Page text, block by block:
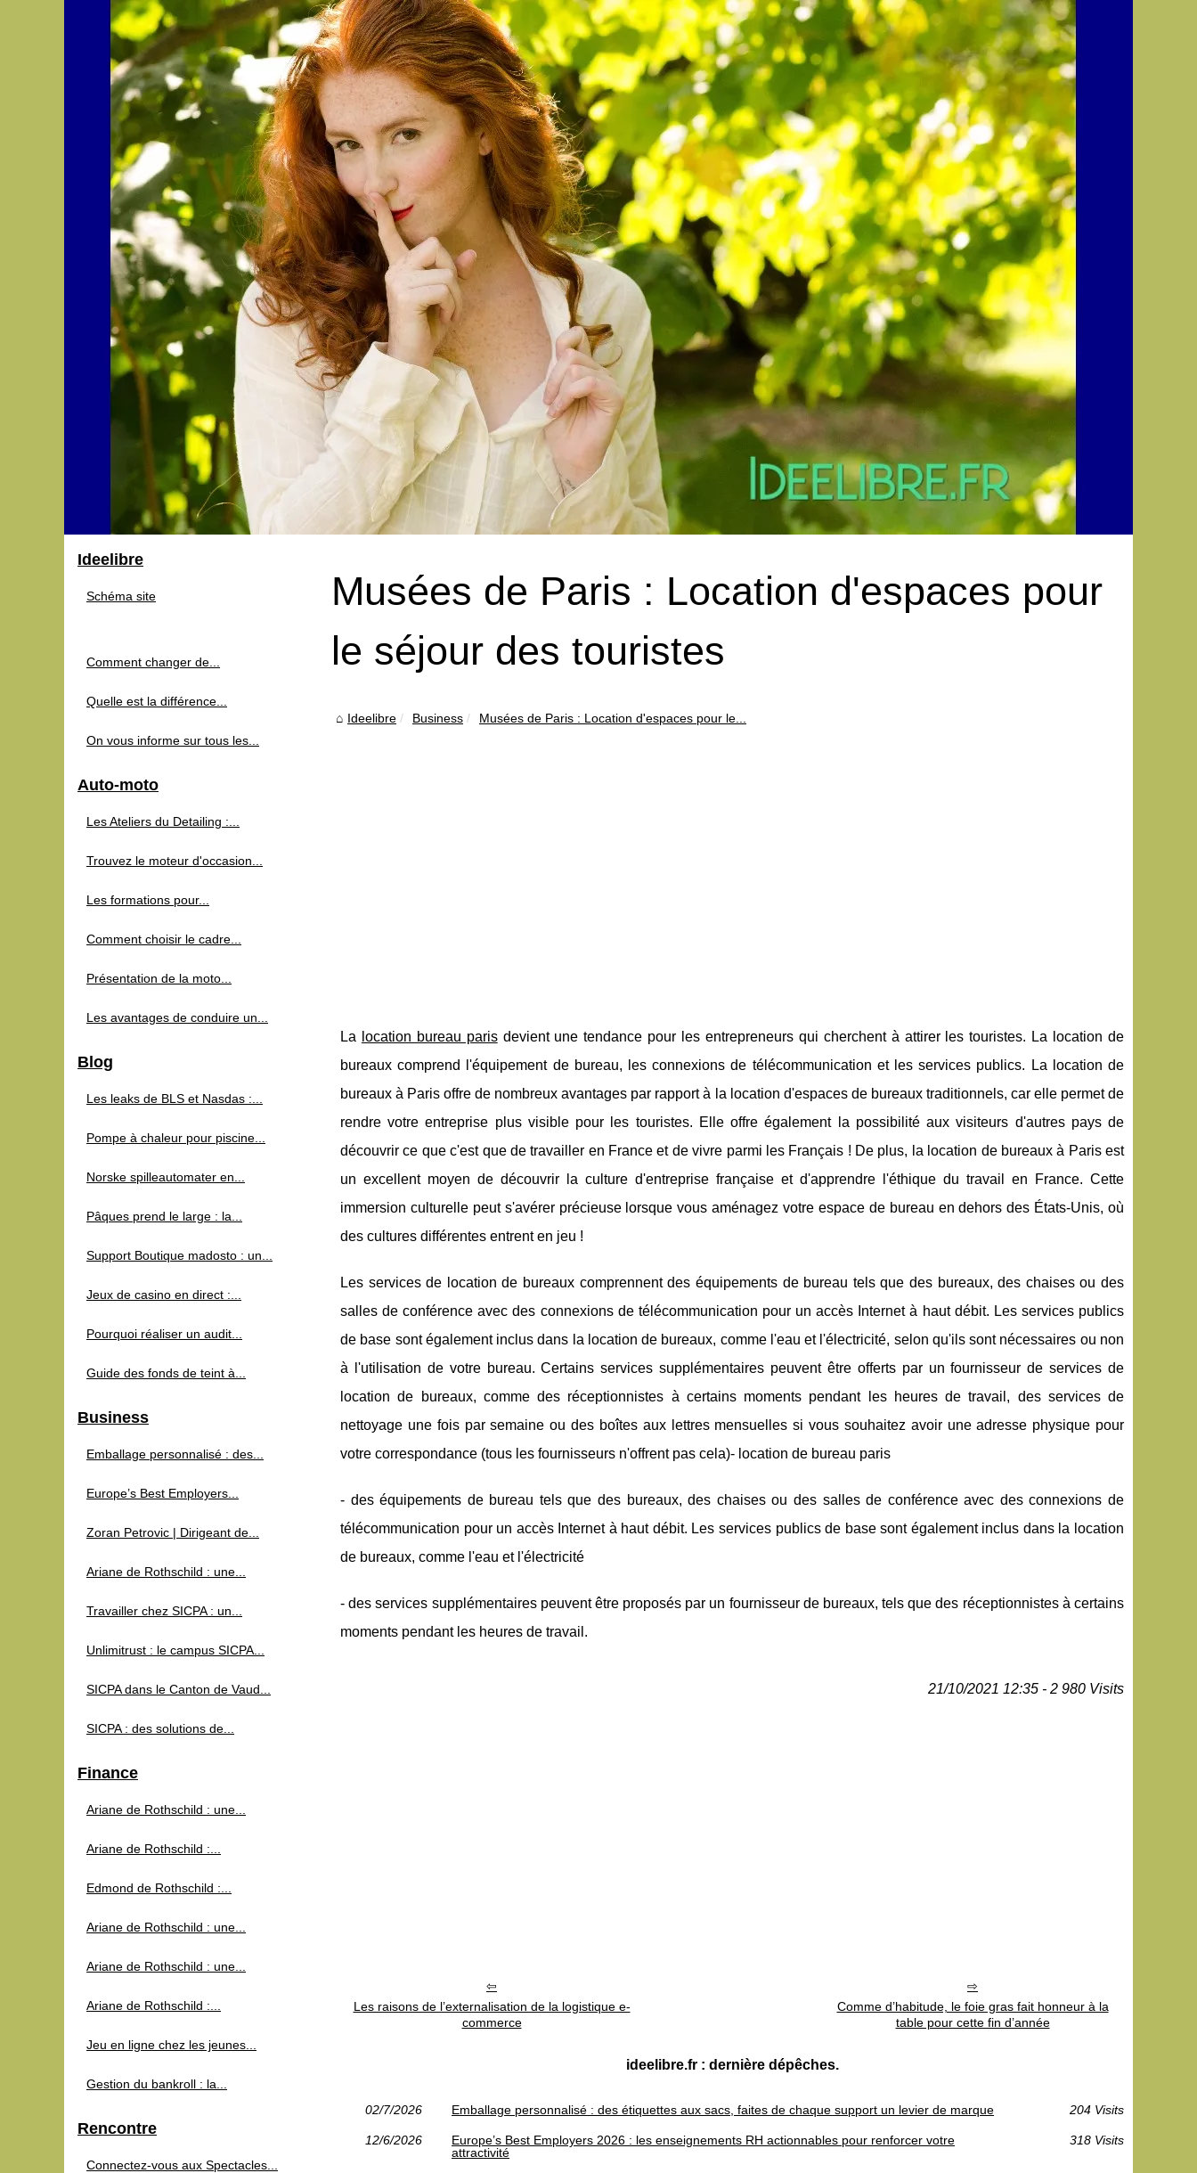
Musées de Paris : Location d'espaces pour
le séjour des touristes
Ideelibre Business Musées de Paris : Location d'espaces pour le...
La location bureau parisdevient une tendance pour les entrepreneurs qui cherchent à attirer les touristes. La location de
bureaux comprend l'équipement de bureau, les connexions de télécommunication et les services publics. La location de
bureaux à Paris offre de nombreux avantages par rapport à la location d'espaces de bureaux traditionnels, car elle permet de
rendre votre entreprise plus visible pour les touristes. Elle offre également la possibilité aux visiteurs d'autres pays de
découvrir ce que c'est que de travailler en France et de vivre parmi les Français ! De plus, la location de bureaux à Paris est
un excellent moyen de découvrir la culture d'entreprise française et d'apprendre l'éthique du travail en France. Cette
immersion culturelle peut s'avérer précieuse lorsque vous aménagez votre espace de bureau en dehors des États-Unis, où
des cultures différentes entrent en jeu !
Les services de location de bureaux comprennent des équipements de bureau tels que des bureaux, des chaises ou des
salles de conférence avec des connexions de télécommunication pour un accès Internet à haut débit. Les services publics
de base sont également inclus dans la location de bureaux, comme l'eau et l'électricité, selon qu'ils sont nécessaires ou non
à l'utilisation de votre bureau. Certains services supplémentaires peuvent être offerts par un fournisseur de services de
location de bureaux, comme des réceptionnistes à certains moments pendant les heures de travail, des services de
nettoyage une fois par semaine ou des boîtes aux lettres mensuelles si vous souhaitez avoir une adresse physique pour
votre correspondance (tous les fournisseurs n'offrent pas cela)- location de bureau paris
- des équipements de bureau tels que des bureaux, des chaises ou des salles de conférence avec des connexions de
télécommunication pour un accès Internet à haut débit. Les services publics de base sont également inclus dans la location
de bureaux, comme l'eau et l'électricité
- des services supplémentaires peuvent être proposés par un fournisseur de bureaux, tels que des réceptionnistes à certains
moments pendant les heures de travail.
21/10/2021 12:35 - 2 980 Visits
Les raisons de l’externalisation de la logistique e-
commerce
Comme d’habitude, le foie gras fait honneur à la
table pour cette fin d’année
ideelibre.fr : dernière dépêches.
02/7/2026 Emballage personnalisé : des étiquettes aux sacs, faites de chaque support un levier de marque 204 Visits
12/6/2026
Europe’s Best Employers 2026 : les enseignements RH actionnables pour renforcer votre
attractivité
318 Visits
Ideelibre
Schéma site
Comment changer de...
Quelle est la différence...
On vous informe sur tous les...
Auto-moto
Les Ateliers du Detailing :...
Trouvez le moteur d'occasion...
Les formations pour...
Comment choisir le cadre...
Présentation de la moto...
Les avantages de conduire un...
Blog
Les leaks de BLS et Nasdas :...
Pompe à chaleur pour piscine...
Norske spilleautomater en...
Pâques prend le large : la...
Support Boutique madosto : un...
Jeux de casino en direct :...
Pourquoi réaliser un audit...
Guide des fonds de teint à...
Business
Emballage personnalisé : des...
Europe’s Best Employers...
Zoran Petrovic | Dirigeant de...
Ariane de Rothschild : une...
Travailler chez SICPA : un...
Unlimitrust : le campus SICPA...
SICPA dans le Canton de Vaud...
SICPA : des solutions de...
Finance
Ariane de Rothschild : une...
Ariane de Rothschild :...
Edmond de Rothschild :...
Ariane de Rothschild : une...
Ariane de Rothschild : une...
Ariane de Rothschild :...
Jeu en ligne chez les jeunes...
Gestion du bankroll : la...
Rencontre
Connectez-vous aux Spectacles...